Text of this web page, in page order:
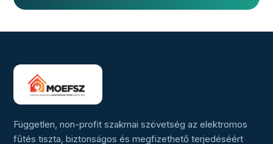
Független, non-profit szakmai szövetség az elektromos
fűtés tiszta, biztonságos és megfizethető terjedéséért